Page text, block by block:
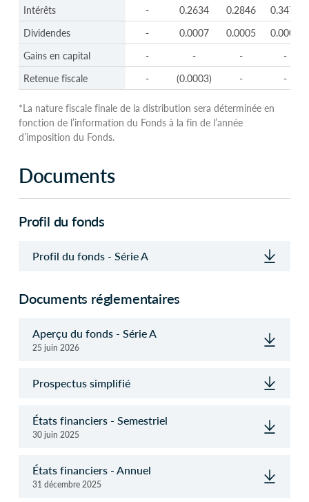
Intérêts - 0.2634 0.2846
0.3473
Dividendes
- 0.0007 0.0005
0.0003
Gains en capital
- - -
-
Retenue fiscale
- (0.0003) - -
*La nature fiscale finale de la distribution sera déterminée en
fonction de l’information du Fonds à la fin de l’année
d’imposition du Fonds.
Documents
Profil du fonds
Profil du fonds - Série A
Documents réglementaires
Aperçu du fonds - Série A
25 juin 2026
Prospectus simplifié
États financiers - Semestriel
30 juin 2025
États financiers - Annuel
31 décembre 2025